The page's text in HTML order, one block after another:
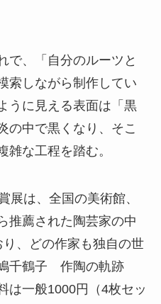
、「自分のルーツと
索しながら制作してい
うに見える表面は「黒
の中で黒くなり、そこ
雑な工程を踏む。
は、全国の美術館、
推薦された陶芸家の中
、どの作家も独自の世
千鶴子 作陶の軌跡
は一般1000円（4枚セッ